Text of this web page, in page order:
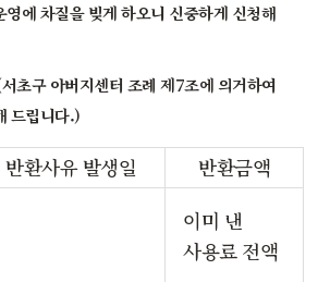
에 차질을 빚게 하오니 신중하게 신청해
초구 아버지센터 조례 제7조에 의거하여
드립니다.)
반환사유 발생일
반환금액
이미 낸
사용료 전액